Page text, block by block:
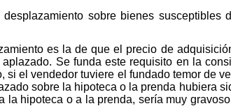
sobre bienes susceptibles
es la de que el precio de
Se funda este requisito en la
el vendedor tuviere el fundado temor de
sobre la hipoteca o la prenda hubiera
hipoteca o a la prenda, sería muy